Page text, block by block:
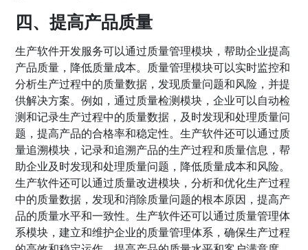
四、提高产品质量
生产软件开发服务可以通过质量管理模块，帮助企业提高
产品质量，降低质量成本。质量管理模块可以实时监控和
分析生产过程中的质量数据，发现质量问题和风险，并提
供解决方案。例如，通过质量检测模块，企业可以自动检
测和记录生产过程中的质量数据，及时发现和处理质量问
题，提高产品的合格率和稳定性。生产软件还可以通过质
量追溯模块，记录和追溯产品的生产过程和质量信息，帮
助企业及时发现和处理质量问题，降低质量成本和风险。
生产软件还可以通过质量改进模块，分析和优化生产过程
中的质量数据，发现和消除质量问题的根本原因，提高产
品的质量水平和一致性。生产软件还可以通过质量管理体
系模块，建立和维护企业的质量管理体系，确保生产过程